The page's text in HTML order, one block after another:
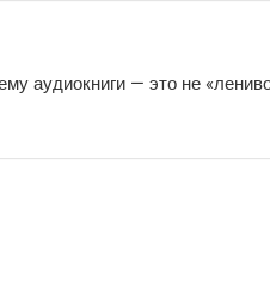
аудиокниги — это не